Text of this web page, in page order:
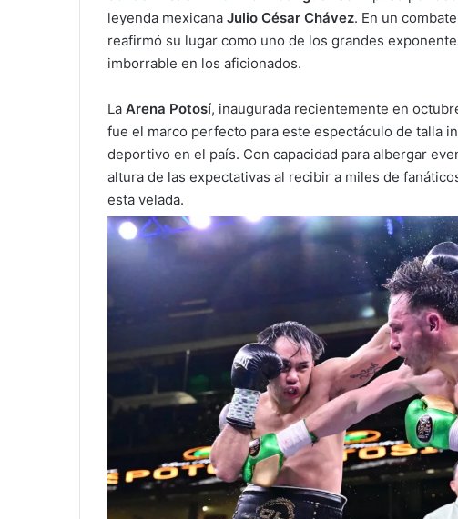
leyenda mexicana Julio César Chávez. En un
reafirmó su lugar como uno de los grandes
imborrable en los aficionados.
La Arena Potosí, inaugurada recientemente en
fue el marco perfecto para este espectáculo de talla
deportivo en el país. Con capacidad para albergar
altura de las expectativas al recibir a miles de
esta velada.